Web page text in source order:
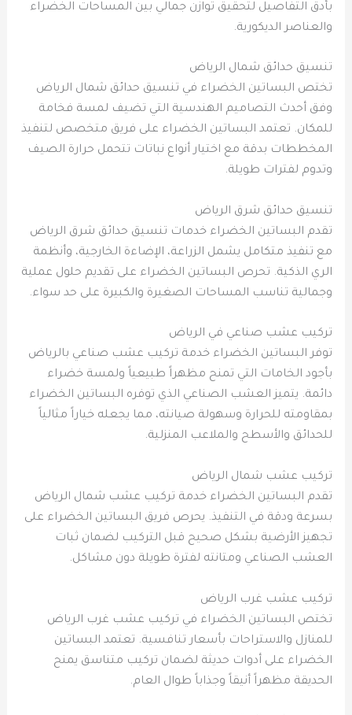
بأدق التفاصيل لتحقيق توازن جمالي بين المساحات الخضراء
والعناصر الديكورية.
تنسيق حدائق شمال الرياض
تختص البساتين الخضراء في تنسيق حدائق شمال الرياض
وفق أحدث التصاميم الهندسية التي تضيف لمسة فخامة
للمكان. تعتمد البساتين الخضراء على فريق متخصص لتنفيذ
المخططات بدقة مع اختيار أنواع نباتات تتحمل حرارة الصيف
وتدوم لفترات طويلة.
تنسيق حدائق شرق الرياض
تقدم البساتين الخضراء خدمات تنسيق حدائق شرق الرياض
مع تنفيذ متكامل يشمل الزراعة، الإضاءة الخارجية، وأنظمة
الري الذكية. تحرص البساتين الخضراء على تقديم حلول عملية
وجمالية تناسب المساحات الصغيرة والكبيرة على حد سواء.
تركيب عشب صناعي في الرياض
توفر البساتين الخضراء خدمة تركيب عشب صناعي بالرياض
بأجود الخامات التي تمنح مظهراً طبيعياً ولمسة خضراء
دائمة. يتميز العشب الصناعي الذي توفره البساتين الخضراء
بمقاومته للحرارة وسهولة صيانته، مما يجعله خياراً مثالياً
للحدائق والأسطح والملاعب المنزلية.
تركيب عشب شمال الرياض
تقدم البساتين الخضراء خدمة تركيب عشب شمال الرياض
بسرعة ودقة في التنفيذ. يحرص فريق البساتين الخضراء على
تجهيز الأرضية بشكل صحيح قبل التركيب لضمان ثبات
العشب الصناعي ومتانته لفترة طويلة دون مشاكل.
تركيب عشب غرب الرياض
تختص البساتين الخضراء في تركيب عشب غرب الرياض
للمنازل والاستراحات بأسعار تنافسية. تعتمد البساتين
الخضراء على أدوات حديثة لضمان تركيب متناسق يمنح
الحديقة مظهراً أنيقاً وجذاباً طوال العام.